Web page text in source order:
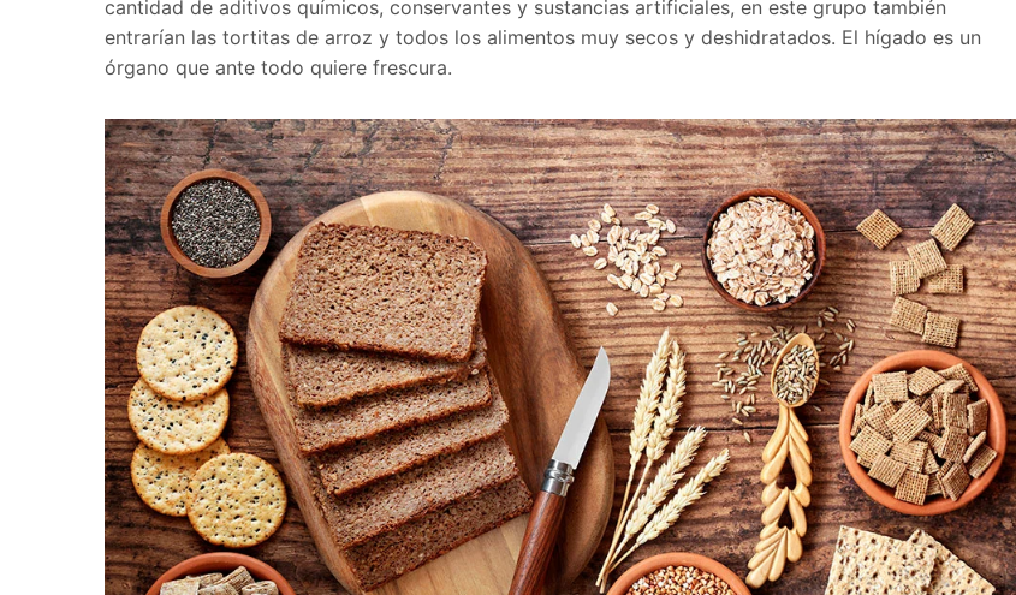
cantidad de aditivos químicos, conservantes y sustancias artificiales, en este grupo también
entrarían las tortitas de arroz y todos los alimentos muy secos y deshidratados. El hígado es un
órgano que ante todo quiere frescura.